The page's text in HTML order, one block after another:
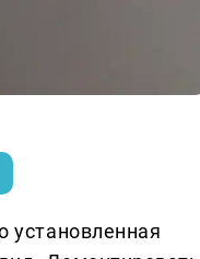
установленная